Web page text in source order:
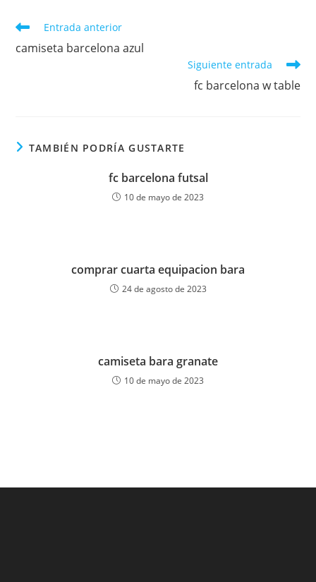
Leer
artículos
Entrada anterior
camiseta barcelona azul
Siguiente entrada
fc barcelona w table
TAMBIÉN PODRÍA GUSTARTE
fc barcelona futsal
10 de mayo de 2023
comprar cuarta equipacion bara
24 de agosto de 2023
camiseta bara granate
10 de mayo de 2023